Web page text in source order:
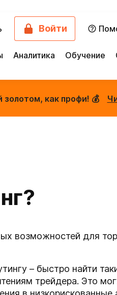
Войти
Аналитика Обучение
как профи! 💰
возможностей для
– быстро найти
трейдера. Это